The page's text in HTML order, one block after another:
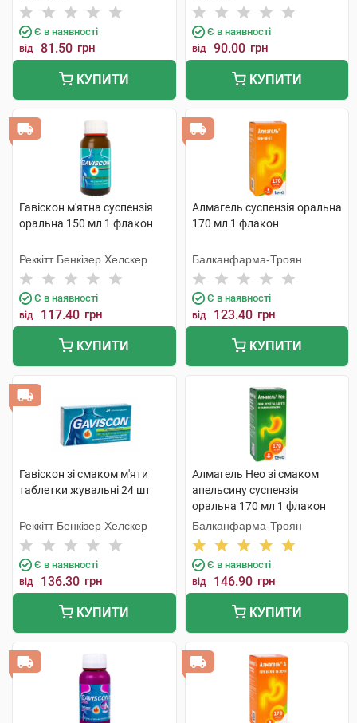
Є в наявності
від 81.50 грн
КУПИТИ
Є в наявності
від 90.00 грн
КУПИТИ
Гавіскон м'ятна суспензія
оральна 150 мл 1 флакон
Реккітт Бенкізер Хелскер
Є в наявності
від 117.40 грн
КУПИТИ
Алмагель суспензія оральна
170 мл 1 флакон
Балканфарма-Троян
Є в наявності
від 123.40 грн
КУПИТИ
Гавіскон зі смаком м'яти
таблетки жувальні 24 шт
Реккітт Бенкізер Хелскер
Є в наявності
від 136.30 грн
КУПИТИ
Алмагель Нео зі смаком
апельсину суспензія
оральна 170 мл 1 флакон
Балканфарма-Троян
Є в наявності
від 146.90 грн
КУПИТИ